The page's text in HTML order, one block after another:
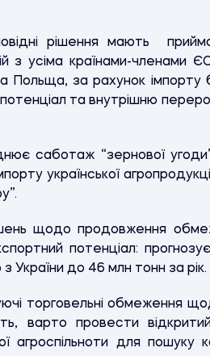
рішення мають
з усіма країнами-членами
за рахунок імпорту
та внутрішню
саботаж “зернової
української
щодо продовження
потенціал:
України до 46 млн тонн за рік.
торговельні обмеження
варто провести
агроспільноти для